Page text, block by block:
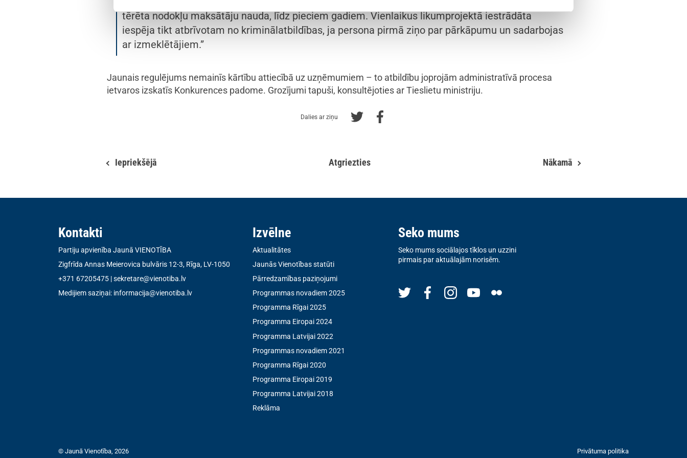
tērēta nodokļu maksātāju nauda, līdz pieciem gadiem. Vienlaikus likumprojektā iestrādāta
iespēja tikt atbrīvotam no kriminālatbildības, ja persona pirmā ziņo par pārkāpumu un sadarbojas
ar izmeklētājiem.”
Jaunais regulējums nemainīs kārtību attiecībā uz uzņēmumiem – to atbildību joprojām administratīvā procesa
ietvaros izskatīs Konkurences padome. Grozījumi tapuši, konsultējoties ar Tieslietu ministriju.
Dalies ar ziņu
Iepriekšējā Atgriezties Nākamā
Kontakti
Partiju apvienība Jaunā VIENOTĪBA
Zigfrīda Annas Meierovica bulvāris 12-3, Rīga, LV-1050
+371 67205475 |sekretare@vienotiba.lv
Medijiem saziņai: informacija@vienotiba.lv
Izvēlne
Aktualitātes
Jaunās Vienotības statūti
Pārredzamības paziņojumi
Programmas novadiem 2025
Programma Rīgai 2025
Programma Eiropai 2024
Programma Latvijai 2022
Programmas novadiem 2021
Programma Rīgai 2020
Programma Eiropai 2019
Programma Latvijai 2018
Reklāma
Seko mums
Seko mums sociālajos tīklos un uzzini
pirmais par aktuālajām norisēm.
© Jaunā Vienotība, 2026 Privātuma politika